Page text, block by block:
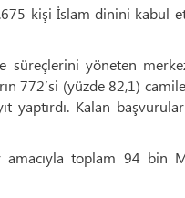
kişi İslam dinini kabul
yöneten
772’si (yüzde 82,1)
yaptırdı. Kalan
amacıyla toplam 94 bin